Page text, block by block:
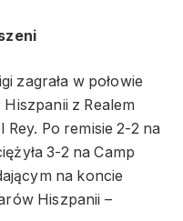
zagrała w połowie
z Realem
Po remisie 2-2 na
3-2 na Camp
na koncie
Hiszpanii –